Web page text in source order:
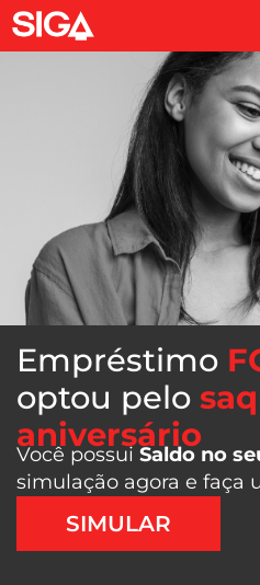
Empréstimo
optou pelo
aniversário
Você possui Saldo no
simulação agora e faça
SIMULAR